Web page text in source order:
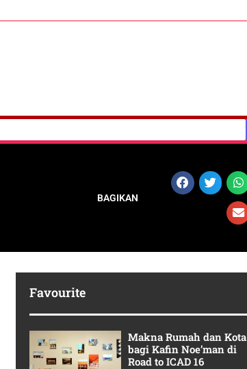
BAGIKAN
Favourite
Makna Rumah dan Kota
bagi Kafin Noe’man di
Road to ICAD 16